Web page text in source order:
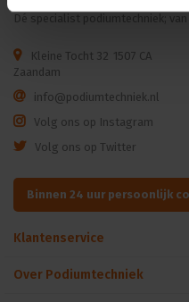
Dé specialist podiumtechniek;
Kleine Tocht 32 1507 CA
Zaandam
info@podiumtechniek.nl
Volg ons op Instagram
Volg ons op Twitter
Binnen 24 uur persoonlijk
Klantenservice
Over Podiumtechniek